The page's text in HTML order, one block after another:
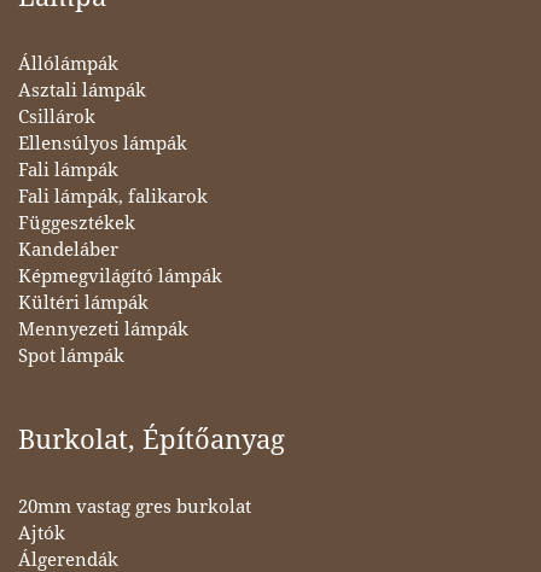
Állólámpák
Asztali lámpák
Csillárok
Ellensúlyos lámpák
Fali lámpák
Fali lámpák, falikarok
Függesztékek
Kandeláber
Képmegvilágító lámpák
Kültéri lámpák
Mennyezeti lámpák
Spot lámpák
Burkolat, Építőanyag
20mm vastag gres burkolat
Ajtók
Álgerendák